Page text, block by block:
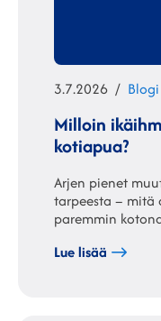
Julkaistu
3.7.2026 Blogi
Milloin
kotiapua?
Arjen pienet
tarpeesta – mitä
paremmin
Lue lisää